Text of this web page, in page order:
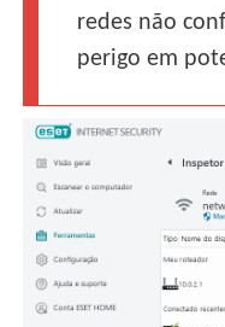
redes não
perigo em